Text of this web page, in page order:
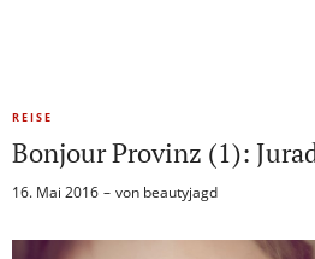
REISE
Bonjour Provinz (1):
16. Mai 2016 von beautyjagd